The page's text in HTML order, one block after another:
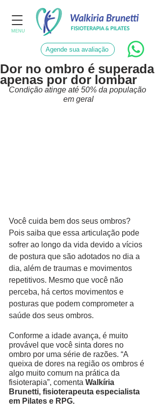
MENU
Agende sua avaliação
Dor no ombro é superada
apenas por dor lombar
Condição atinge até 50% da população
em geral
Você cuida bem dos seus ombros?
Pois saiba que essa articulação pode
sofrer ao longo da vida devido a vícios
de postura que são adotados no dia a
dia, além de traumas e movimentos
repetitivos. Mesmo que você não
perceba, há certos movimentos e
posturas que podem comprometer a
saúde dos seus ombros.
Conforme a idade avança, é muito
provável que você sinta dores no
ombro por uma série de razões. “A
queixa de dores na região os ombros é
algo muito comum na prática da
fisioterapia”, comenta Walkíria
Brunetti, fisioterapeuta especialista
em Pilates e RPG.